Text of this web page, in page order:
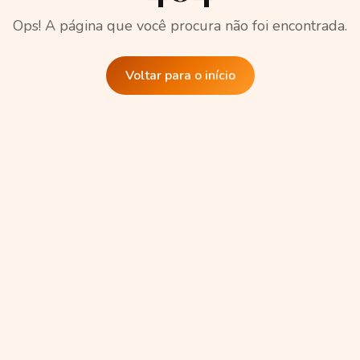
Ops! A página que você procura não foi encontrada.
Voltar para o início